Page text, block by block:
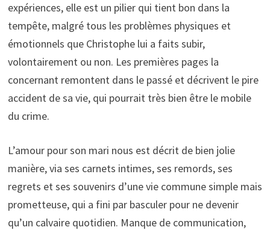
expériences, elle est un pilier qui tient bon dans la
tempête, malgré tous les problèmes physiques et
émotionnels que Christophe lui a faits subir,
volontairement ou non. Les premières pages la
concernant remontent dans le passé et décrivent le pire
accident de sa vie, qui pourrait très bien être le mobile
du crime.
L’amour pour son mari nous est décrit de bien jolie
manière, via ses carnets intimes, ses remords, ses
regrets et ses souvenirs d’une vie commune simple mais
prometteuse, qui a fini par basculer pour ne devenir
qu’un calvaire quotidien. Manque de communication,